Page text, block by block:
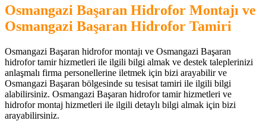
Osmangazi Başaran Hidrofor Montajı ve
Osmangazi Başaran Hidrofor Tamiri
Osmangazi Başaran hidrofor montajı ve Osmangazi Başaran
hidrofor tamir hizmetleri ile ilgili bilgi almak ve destek taleplerinizi
anlaşmalı firma personellerine iletmek için bizi arayabilir ve
Osmangazi Başaran bölgesinde su tesisat tamiri ile ilgili bilgi
alabilirsiniz. Osmangazi Başaran hidrofor tamir hizmetleri ve
hidrofor montaj hizmetleri ile ilgili detaylı bilgi almak için bizi
arayabilirsiniz.